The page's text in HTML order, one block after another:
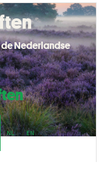
NL EN
Nederlandse